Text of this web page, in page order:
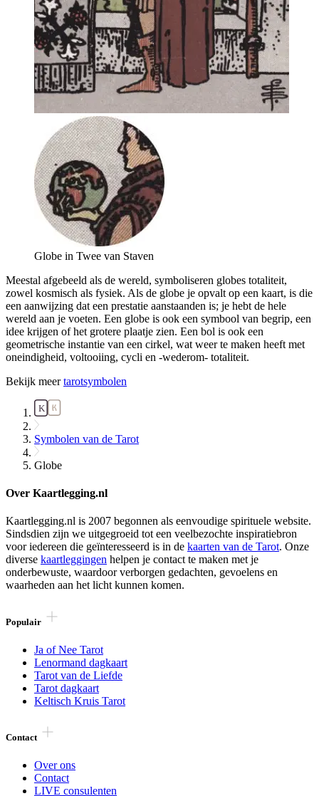
Globe in Twee van Staven
Meestal afgebeeld als de wereld, symboliseren globes totaliteit,
zowel kosmisch als fysiek. Als de globe je opvalt op een kaart, is die
een aanwijzing dat een prestatie aanstaanden is; je hebt de hele
wereld aan je voeten. Een globe is ook een symbool van begrip, een
idee krijgen of het grotere plaatje zien. Een bol is ook een
geometrische instantie van een cirkel, wat weer te maken heeft met
oneindigheid, voltooiing, cycli en -wederom- totaliteit.
Bekijk meertarotsymbolen
Symbolen van de Tarot
Globe
Over Kaartlegging.nl
Kaartlegging.nl is 2007 begonnen als eenvoudige spirituele website.
Sindsdien zijn we uitgegroeid tot een veelbezochte inspiratiebron
voor iedereen die geïnteresseerd is in de kaarten van de Tarot. Onze
diverse kaartleggingen helpen je contact te maken met je
onderbewuste, waardoor verborgen gedachten, gevoelens en
waarheden aan het licht kunnen komen.
Populair
Ja of Nee Tarot
Lenormand dagkaart
Tarot van de Liefde
Tarot dagkaart
Keltisch Kruis Tarot
Contact
Over ons
Contact
LIVE consulenten